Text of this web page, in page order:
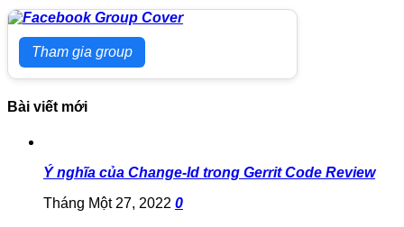
Tham gia group
Bài viết mới
Ý nghĩa của Change-Id trong Gerrit Code Review
Tháng Một 27, 2022 0